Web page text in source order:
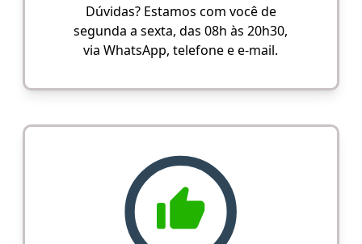
Dúvidas? Estamos com você de
segunda a sexta, das 08h às 20h30,
via WhatsApp, telefone e e-mail.